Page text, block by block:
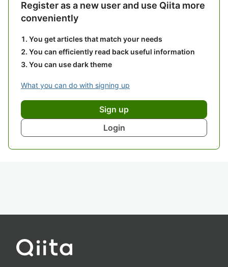
Register as a new user and use Qiita more
conveniently
You get articles that match your needs
You can efficiently read back useful information
You can use dark theme
What you can do with signing up
Sign up
Login